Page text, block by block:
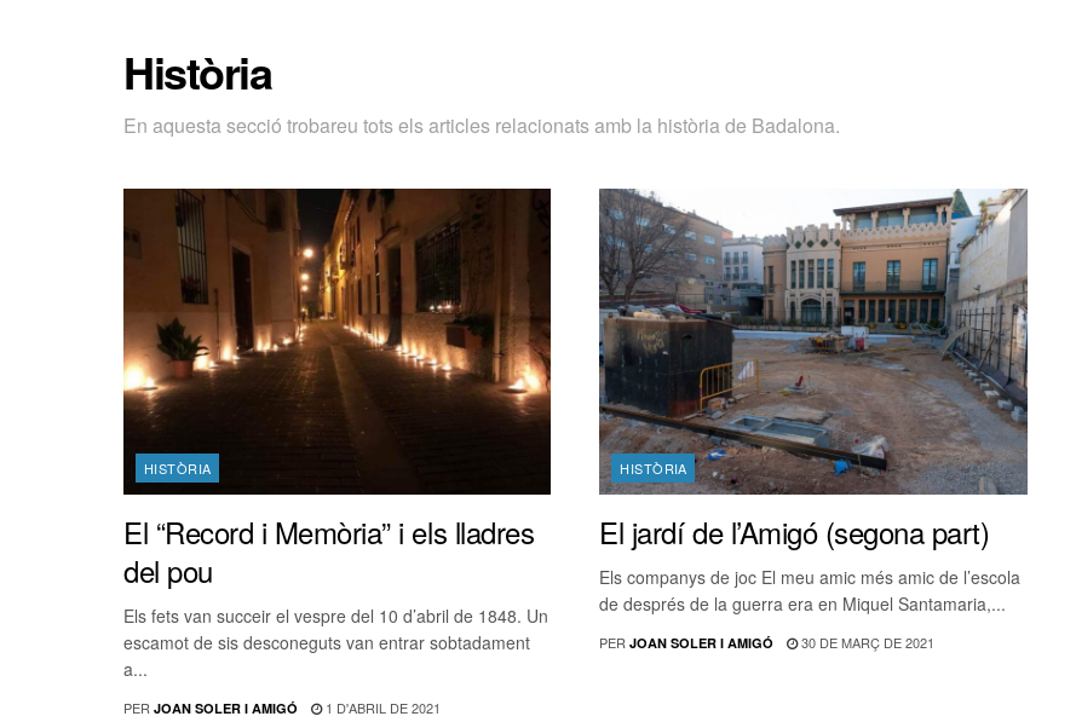
Història
En aquesta secció trobareu tots els articles relacionats amb la història de Badalona.
HISTÒRIA
El “Record i Memòria” i els lladres
del pou
Els fets van succeir el vespre del 10 d’abril de 1848. Un
escamot de sis desconeguts van entrar sobtadament
a...
PER JOAN SOLER I AMIGÓ 1 D'ABRIL DE 2021
HISTÒRIA
El jardí de l’Amigó (segona part)
Els companys de joc El meu amic més amic de l’escola
de després de la guerra era en Miquel Santamaria,...
PER JOAN SOLER I AMIGÓ 30 DE MARÇ DE 2021